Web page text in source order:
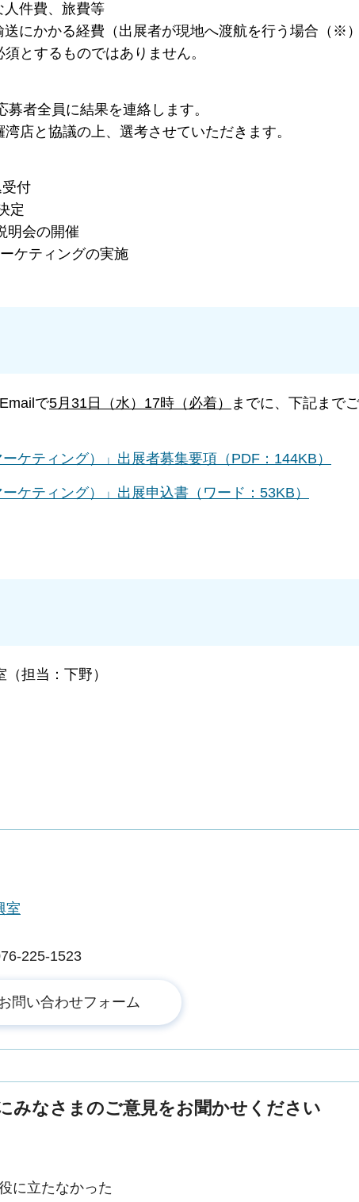
件費、旅費等
かかる経費（出展者が現地へ渡航を行う場合（※）
するものではありません。
者全員に結果を連絡します。
と協議の上、選考させていただきます。
付
の開催
ティングの実施
で5 月31日（水）17時（必着）
までに、下記まで
ケティング）」出展者募集要項（PDF：144KB）
ケティング）」出展申込書（ワード：53KB）
担当：下野）
室
225-1523
みなさまのご意見をお聞かせください
に立たなかった